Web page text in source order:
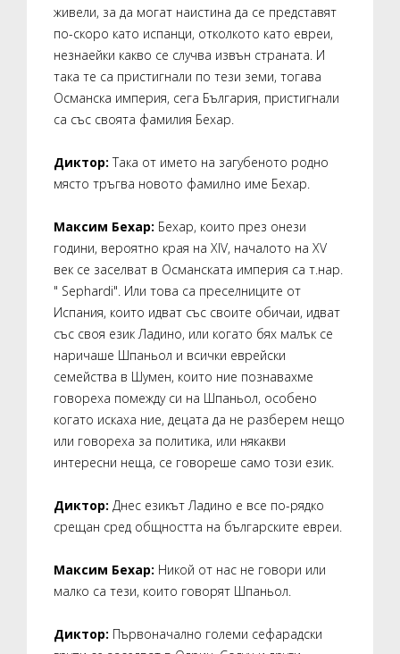
живели, за да могат наистина да се представят
по-скоро като испанци, отколкото като евреи,
незнаейки какво се случва извън страната. И
така те са пристигнали по тези земи, тогава
Османска империя, сега България, пристигнали
са със своята фамилия Бехар.
Диктор: Така от името на загубеното родно
място тръгва новото фамилно име Бехар.
Максим Бехар: Бехар, които през онези
години, вероятно края на XIV, началото на XV
век се заселват в Османската империя са т.нар.
" Sephardi". Или това са преселниците от
Испания, които идват със своите обичаи, идват
със своя език Ладино, или когато бях малък се
наричаше Шпаньол и всички еврейски
семейства в Шумен, които ние познавахме
говореха помежду си на Шпаньол, особено
когато искаха ние, децата да не разберем нещо
или говореха за политика, или някакви
интересни неща, се говореше само този език.
Диктор: Днес езикът Ладино е все по-рядко
срещан сред общността на българските евреи.
Максим Бехар: Никой от нас не говори или
малко са тези, които говорят Шпаньол.
Диктор: Първоначално големи сефарадски